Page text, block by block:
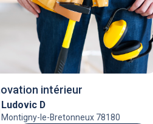
intérieur
Ludovic D
Montigny-le-Bretonneux 78180